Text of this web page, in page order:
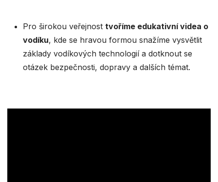
Pro širokou veřejnost tvoříme edukativní videa o
vodíku, kde se hravou formou snažíme vysvětlit
základy vodíkových technologií a dotknout se
otázek bezpečnosti, dopravy a dalších témat.